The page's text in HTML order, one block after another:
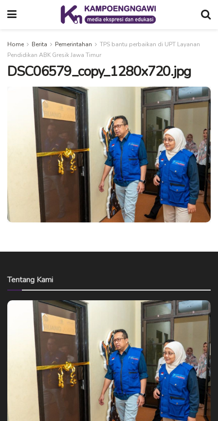
Home Berita Pemerintahan
TPS bantu perbaikan di UPT Layanan
Pendidikan ABK Gresik Jawa Timur
DSC06579_copy_1280x720.jpg
Tentang Kami